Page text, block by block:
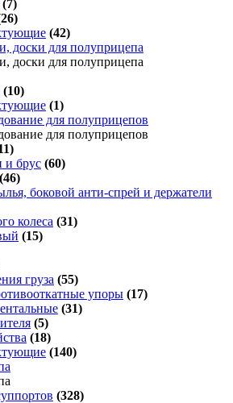
(7)
(42)
доски для полуприцепа
доски для полуприцепа
(10)
(1)
для полуприцепов
для полуприцепов
и брус (60)
(46)
боковой анти-спрей и держатели
колеса (31)
(15)
груза (55)
упоры (17)
(31)
(5)
(18)
(140)
(328)